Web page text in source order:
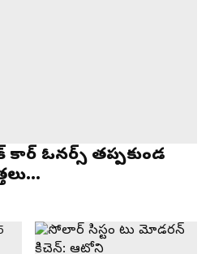
కార్ ఓనర్స్ తప్పకుండ